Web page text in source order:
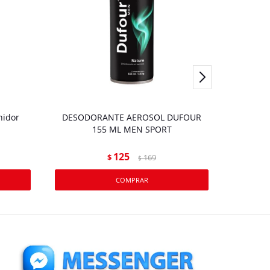
DESODORANTE AEROSOL DUFOUR
155 ML MEN SPORT
$ 125 $ 169